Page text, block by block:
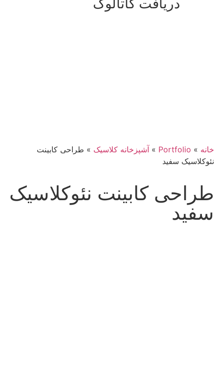
دریافت کاتالوگ
خانه »
Portfolio
» آشپزخانه کلاسیک » طراحی کابینت
نئوکلاسیک سفید
طراحی کابینت نئوکلاسیک
سفید